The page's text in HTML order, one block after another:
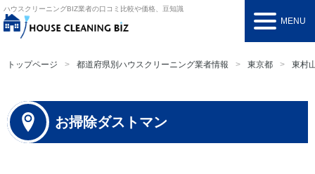
ハウスクリーニングBIZ業者の口コミ比較や価格、豆知識
MENU
トップページ 都道府県別ハウスクリーニング業者情報 東京都 東村
お掃除ダストマン